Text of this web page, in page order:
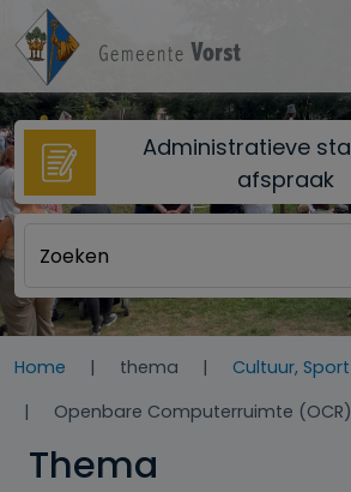
Overslaan en naar de inhoud gaan
Administratieve
afspraak
Home thema
Cultuur,
Openbare Computerruimte (OCR)
Thema